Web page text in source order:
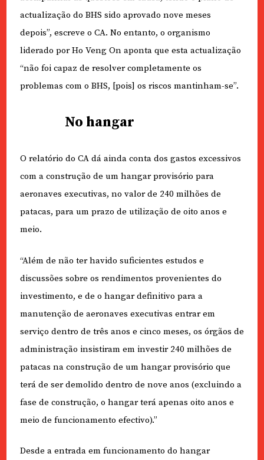
actualização do BHS sido aprovado nove meses
depois”, escreve o CA. No entanto, o organismo
liderado por Ho Veng On aponta que esta actualização
“não foi capaz de resolver completamente os
problemas com o BHS, [pois] os riscos mantinham-se”.
No hangar
O relatório do CA dá ainda conta dos gastos excessivos
com a construção de um hangar provisório para
aeronaves executivas, no valor de 240 milhões de
patacas, para um prazo de utilização de oito anos e
meio.
“Além de não ter havido suficientes estudos e
discussões sobre os rendimentos provenientes do
investimento, e de o hangar definitivo para a
manutenção de aeronaves executivas entrar em
serviço dentro de três anos e cinco meses, os órgãos de
administração insistiram em investir 240 milhões de
patacas na construção de um hangar provisório que
terá de ser demolido dentro de nove anos (excluindo a
fase de construção, o hangar terá apenas oito anos e
meio de funcionamento efectivo).”
Desde a entrada em funcionamento do hangar